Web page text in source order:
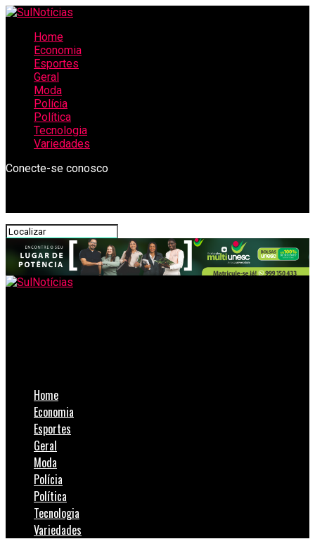
Home
Economia
Esportes
Geral
Moda
Polícia
Política
Tecnologia
Variedades
Conecte-se conosco
Home
Economia
Esportes
Geral
Moda
Polícia
Política
Tecnologia
Variedades